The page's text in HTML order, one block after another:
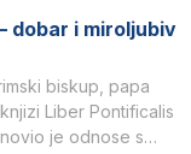
dobar i miroljubiv
biskup, papa
Liber Pontificalis
je odnose s